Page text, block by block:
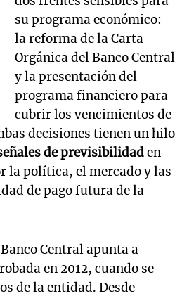
su programa económico:
la reforma de la Carta
Orgánica del Banco Central
y la presentación del
programa financiero para
cubrir los vencimientos de
decisiones tienen un hilo
de previsibilidaden
la política, el mercado y las
de pago futura de la
Central apunta a
en 2012, cuando se
de la entidad. Desde